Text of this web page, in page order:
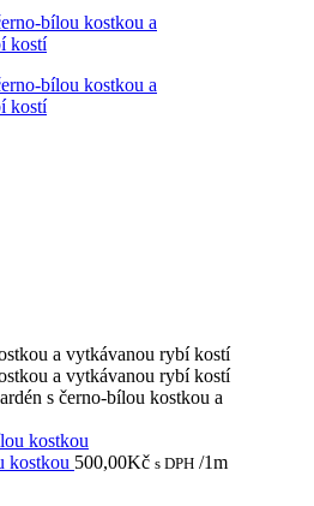
s černo-bílou kostkou a
kostkou 500,00Kč s DPH /1m